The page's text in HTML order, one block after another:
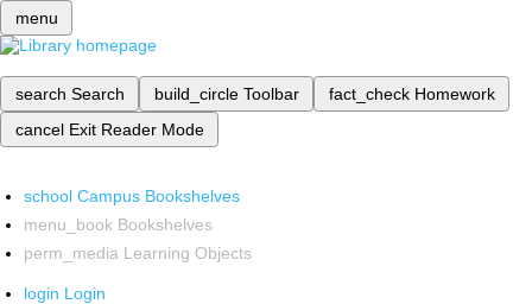
menu
search Search build_circle Toolbar fact_check Homework
cancel Exit Reader Mode
school Campus Bookshelves
menu_book Bookshelves
perm_media Learning Objects
login Login